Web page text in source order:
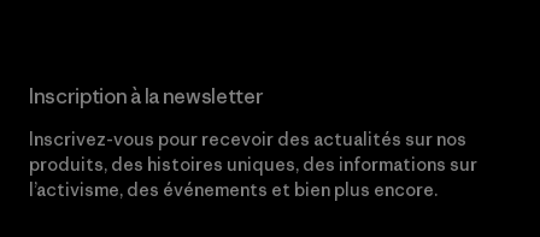
Inscription à la newsletter
Inscrivez-vous pour recevoir des actualités sur nos
produits, des histoires uniques, des informations sur
l’activisme, des événements et bien plus encore.